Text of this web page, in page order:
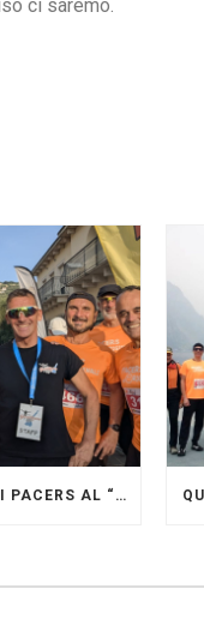
ci saremo.
GRANDE FESTA DEI PACERS AL “GARDA LAKE RUNNING FESTIVAL”